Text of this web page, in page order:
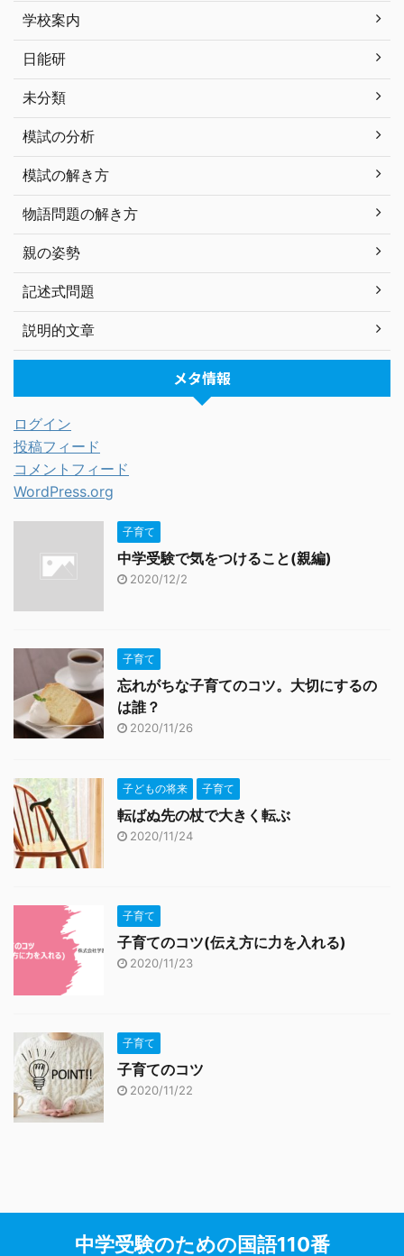
学校案内
日能研
未分類
模試の分析
模試の解き方
物語問題の解き方
親の姿勢
記述式問題
説明的文章
メタ情報
ログイン
投稿フィード
コメントフィード
WordPress.org
子育て
中学受験で気をつけること(親編)
2020/12/2
子育て
忘れがちな子育てのコツ。大切にするの
は誰？
2020/11/26
子どもの将来 子育て
転ばぬ先の杖で大きく転ぶ
2020/11/24
子育て
子育てのコツ(伝え方に力を入れる)
2020/11/23
子育て
子育てのコツ
2020/11/22
中学受験のための国語110番